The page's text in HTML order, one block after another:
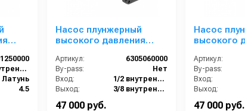
вал
3/8 внутренняя резьба
Латунь
4.5
Насос плунжерный
высокого давления
(15/207) 3400 об/мин.Ø
1”п.в.
Артикул:
6305060000
By-pass:
Нет
Вход:
1/2 внутренняя резьба
Выход:
3/8 внутренняя резьба
Производительность (л/мин):
47 000 руб.
Насос
высокого
(13/207)
1”п.в.
Артикул:
By-pass:
Вход:
Выход:
Производительность (л/мин):
47 000 руб.